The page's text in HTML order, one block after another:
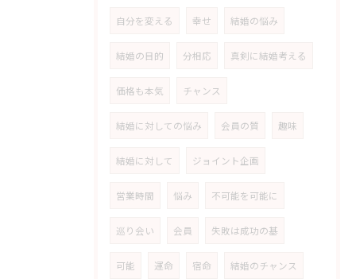
自分を変える 幸せ 結婚の悩み
結婚の目的 分相応 真剣に結婚考える
価格も本気 チャンス
結婚に対しての悩み 会員の質 趣味
結婚に対して ジョイント企画
営業時間 悩み 不可能を可能に
巡り会い 会員 失敗は成功の基
可能 運命 宿命 結婚のチャンス